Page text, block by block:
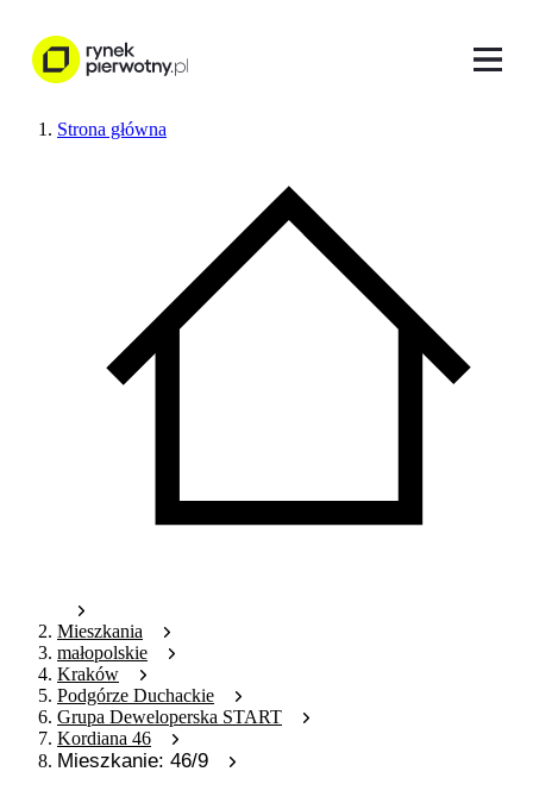
Strona główna
Mieszkania
małopolskie
Kraków
Podgórze Duchackie
Grupa Deweloperska START
Kordiana 46
Mieszkanie: 46/9